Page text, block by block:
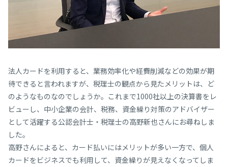
法人カードを利用すると、業務効率化や経費削減などの効果が期
待できると言われますが、税理士の観点から見たメリットは、ど
のようなものなのでしょうか。これまで1000社以上の決算書をレ
ビューし、中小企業の会計、税務、資金繰り対策のアドバイザー
として活躍する公認会計士・税理士の高野新也さんにお尋ねしま
した。
高野さんによると、カード払いにはメリットが多い一方で、個人
カードをビジネスでも利用して、資金繰りが見えなくなってしま